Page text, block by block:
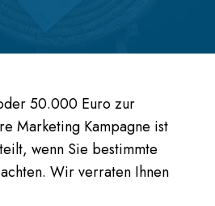
50.000 Euro zur
Marketing Kampagne ist
wenn Sie bestimmte
Wir verraten Ihnen